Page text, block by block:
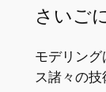
さいご
モデリン
ス諸々の技